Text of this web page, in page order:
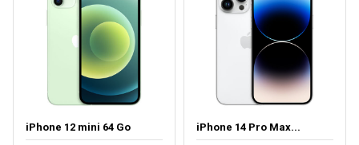
iPhone 12 mini 64 Go iPhone 14 Pro Max...